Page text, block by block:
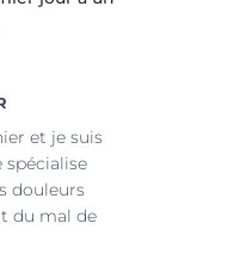
et je suis
spécialise
douleurs
du mal de